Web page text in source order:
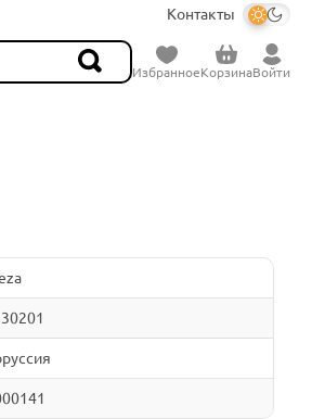
Контакты
ИзбранноеКорзинаВойти